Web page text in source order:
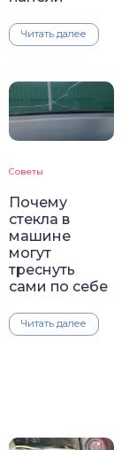
Читать далее
Советы
Почему
стекла в
машине
могут
треснуть
сами по себе
Читать далее